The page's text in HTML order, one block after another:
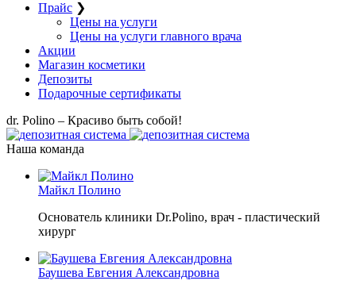
Прайс ❯
Цены на услуги
Цены на услуги главного врача
Акции
Магазин косметики
Депозиты
Подарочные сертификаты
dr. Polino – Красиво быть собой!
Наша команда
Майкл Полино
Основатель клиники Dr.Polino, врач - пластический
хирург
Баушева Евгения Александровна